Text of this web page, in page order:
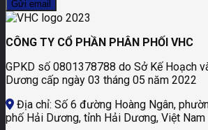
CÔNG TY CỔ PHẦN PHÂN PHỐI VHC
GPKD số 0801378788 do Sở Kế Hoạch
Dương cấp ngày 03 tháng 05 năm 2022
Địa chỉ: Số 6 đường Hoàng Ngân,
phố Hải Dương, tỉnh Hải Dương, Việt Nam